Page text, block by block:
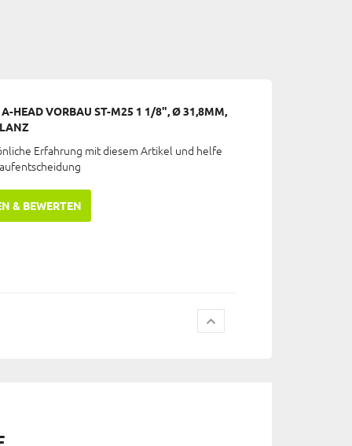
A-HEAD VORBAU ST-M25 1 1/8", Ø 31,8MM,
Erfahrung mit diesem Artikel und helfe
& BEWERTEN